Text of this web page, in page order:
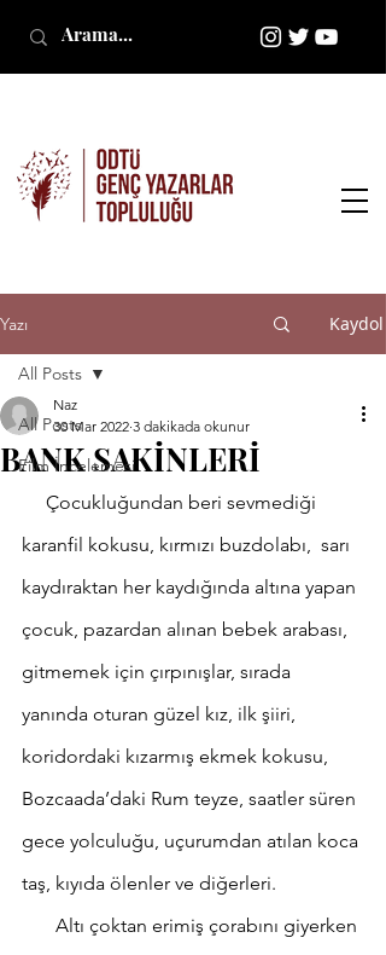
Yazı Kaydol
All Posts
Film İncelemesi
All Posts
BANK SAKİNLERİ
Naz
30 Mar 2022 3 dakikada okunur
karanfil kokusu, kırmızı buzdolabı,  sarı
kaydıraktan her kaydığında altına yapan
çocuk, pazardan alınan bebek arabası,
gitmemek için çırpınışlar, sırada
yanında oturan güzel kız, ilk şiiri,
koridordaki kızarmış ekmek kokusu,
Bozcaada’daki Rum teyze, saatler süren
gece yolculuğu, uçurumdan atılan koca
taş, kıyıda ölenler ve diğerleri.